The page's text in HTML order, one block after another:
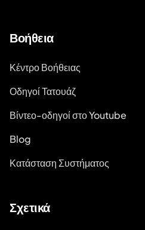
Βοήθεια
Κέντρο Βοήθειας
Οδηγοί Τατουάζ
Βίντεο-οδηγοί στο Youtube
Blog
Κατάσταση Συστήματος
Σχετικά